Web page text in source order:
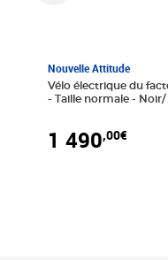
Nouvelle Attitude
Vélo électrique du
- Taille normale - Noir/
1 490,00€